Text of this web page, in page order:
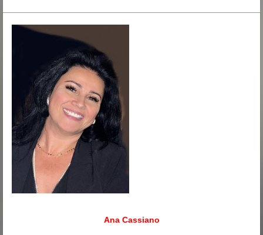
Ana Cassiano